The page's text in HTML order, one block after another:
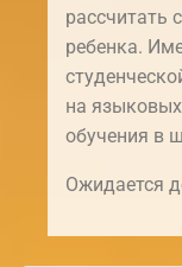
рассчитать
ребенка.
на
обучения в
Ожидается